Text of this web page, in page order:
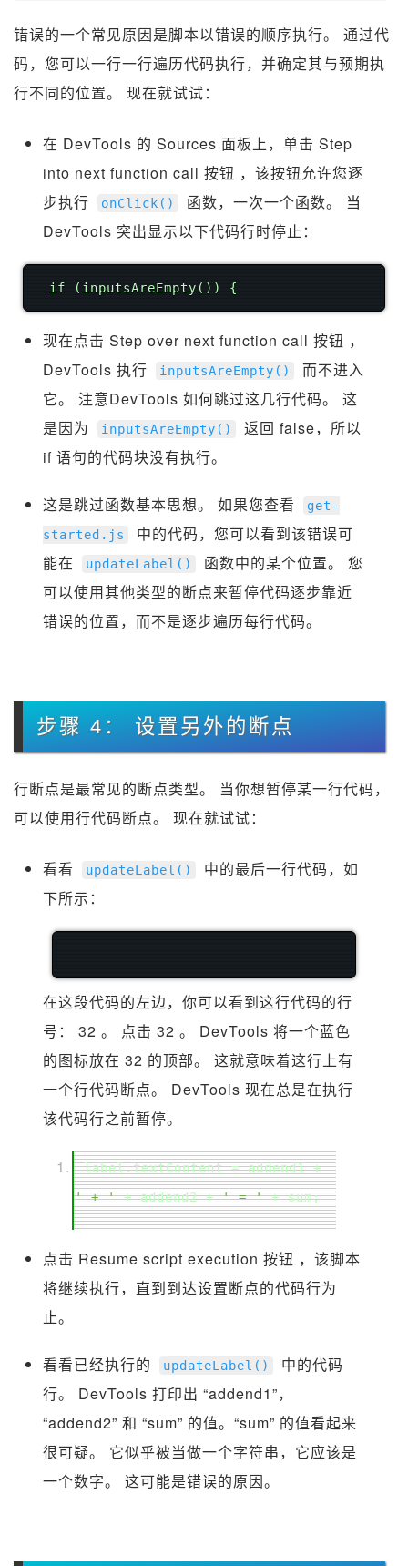
错误的一个常见原因是脚本以错误的顺序执行。 通过代
码，您可以一行一行遍历代码执行，并确定其与预期执
行不同的位置。 现在就试试：
在 DevTools 的 Sources 面板上，单击 Step
into next function call 按钮 ，该按钮允许您逐
步执行
onClick ()
函数，一次一个函数。 当
DevTools 突出显示以下代码行时停止：
if (inputsAreEmpty()) {
现在点击 Step over next function call 按钮 ，
DevTools 执行
inputsAreEmpty ()
而不进入
它。 注意DevTools 如何跳过这几行代码。 这
是因为
inputsAreEmpty ()
返回 false，所以
if 语句的代码块没有执行。
这是跳过函数基本思想。 如果您查看 get -
started . js
中的代码，您可以看到该错误可
能在
updateLabel ()
函数中的某个位置。 您
可以使用其他类型的断点来暂停代码逐步靠近
错误的位置，而不是逐步遍历每行代码。
步骤 4： 设置另外的断点
行断点是最常见的断点类型。 当你想暂停某一行代码，
可以使用行代码断点。 现在就试试：
看看 updateLabel ()
中的最后一行代码，如
下所示：
在这段代码的左边，你可以看到这行代码的行
号： 32 。 点击 32 。 DevTools 将一个蓝色
的图标放在 32 的顶部。 这就意味着这行上有
一个行代码断点。 DevTools 现在总是在执行
该代码行之前暂停。
label.textContent=addend1+
' + ' +addend2+ ' = ' +sum;
点击 Resume script execution 按钮 ，该脚本
将继续执行，直到到达设置断点的代码行为
止。
看看已经执行的 updateLabel ()
中的代码
行。 DevTools 打印出 “addend1”，
“addend2” 和 “sum” 的值。“sum” 的值看起来
很可疑。 它似乎被当做一个字符串，它应该是
一个数字。 这可能是错误的原因。